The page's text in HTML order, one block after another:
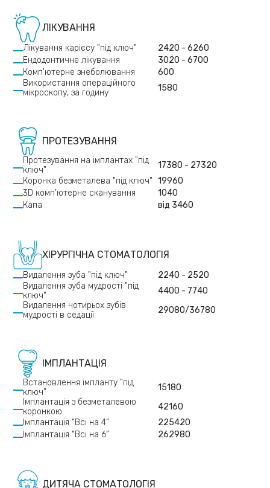
ЛІКУВАННЯ
Лікування карієсу "під ключ"
2420 - 6260
Ендодонтичне лікування
3020 - 6700
Комп'ютерне знеболювання
600
Використання операційного
мікроскопу, за годину
1580
ПРОТЕЗУВАННЯ
Протезування на імплантах "під
ключ"
17380 - 27320
Коронка безметалева "під ключ"
19960
3D комп'ютерне сканування
1040
Капа
від 3460
ХІРУРГІЧНА СТОМАТОЛОГІЯ
Видалення зуба "під ключ"
2240 - 2520
Видалення зуба мудрості "під
ключ"
4400 - 7740
Видалення чотирьох зубів
мудрості в седації
29080/36780
ІМПЛАНТАЦІЯ
Встановлення імпланту "під
ключ"
15180
Імплантація з безметалевою
коронкою
42160
Імплантація “Всі на 4”
225420
Імплантація “Всі на 6”
262980
ДИТЯЧА СТОМАТОЛОГІЯ